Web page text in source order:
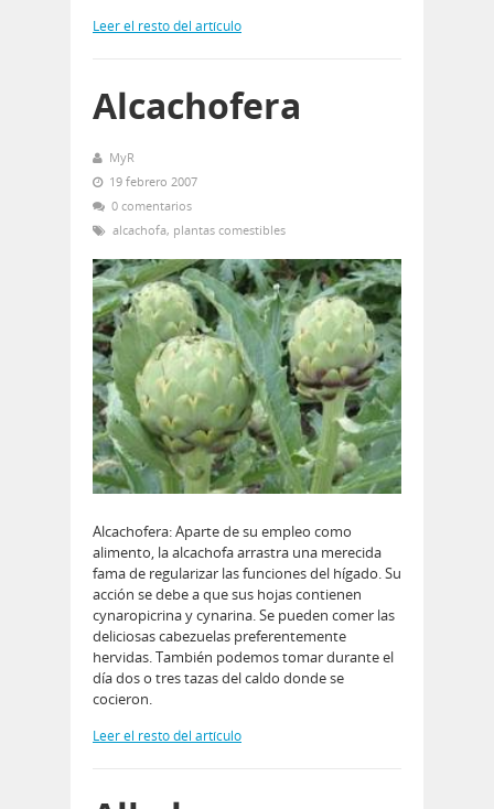
Leer el resto del artículo
Alcachofera
MyR
19 febrero 2007
0 comentarios
alcachofa, plantas comestibles
Alcachofera: Aparte de su empleo como
alimento, la alcachofa arrastra una merecida
fama de regularizar las funciones del hí­gado. Su
acción se debe a que sus hojas contienen
cynaropicrina y cynarina. Se pueden comer las
deliciosas cabezuelas preferentemente
hervidas. También podemos tomar durante el
dí­a dos o tres tazas del caldo donde se
cocieron.
Leer el resto del artículo